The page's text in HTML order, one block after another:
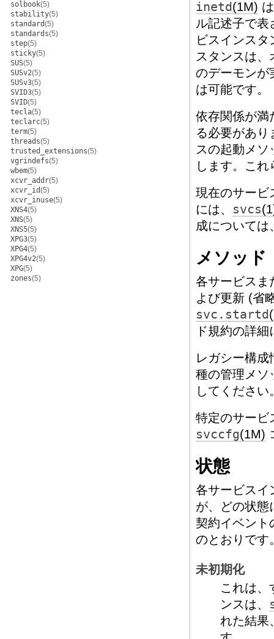
solbook(5)
stability(5)
standard(5)
standards(5)
step(5)
sticky(5)
SUS(5)
SUSv2(5)
SUSv3(5)
SVID3(5)
SVID(5)
tecla(5)
teclarc(5)
term(5)
threads(5)
trusted_extensions(5)
vgrindefs(5)
wbem(5)
xcvr_addr(5)
xcvr_id(5)
xcvr_inuse(5)
XNS4(5)
XNS(5)
XNS5(5)
XPG3(5)
XPG4(5)
XPG4v2(5)
XPG(5)
zones(5)
inetd(1M)
ル記述子で
ビスインス
スタンスは
のデーモンが
は可能です。
依存関係が満
る必要があり
スの起動メ
します。こ
現在のサービ
には、 svcs
成については
メソッド
各サービスま
よび更新 (省
svc.startd
ド規約の詳
レガシー構
種の管理メソ
してください
特定のサービ
svccfg(1M)
状態
各サービスイ
が、どの状態
契約イベント
のとおりです
未初期化
これは、
ンスは、
れた結果